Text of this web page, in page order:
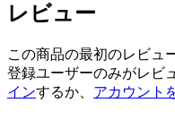
レビュー
この商品の最初のレビュ
登録ユーザーのみがレビ
インするか、 アカウント